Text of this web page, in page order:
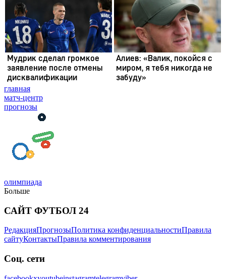
главная
матч-центр
прогнозы
олимпиада
Больше
САЙТ ФУТБОЛ 24
РедакцияПрогнозыПолитика конфиденциальностиПравила
сайтуКонтактыПравила комментирования
Соц. сети